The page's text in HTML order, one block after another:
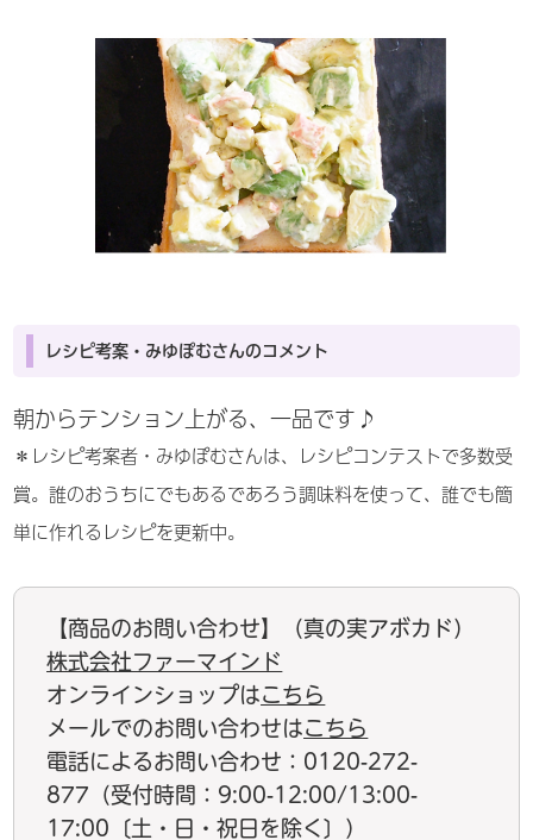
レシピ考案・みゆぽむさんのコメント
朝からテンション上がる、一品です♪
＊レシピ考案者・みゆぽむさんは、レシピコンテストで多数受
賞。誰のおうちにでもあるであろう調味料を使って、誰でも簡
単に作れるレシピを更新中。
【商品のお問い合わせ】（真の実アボカド）
株式会社ファーマインド
オンラインショップはこちら
メールでのお問い合わせはこちら
電話によるお問い合わせ：0120-272-
877（受付時間：9:00-12:00/13:00-
17:00〔土・日・祝日を除く〕）